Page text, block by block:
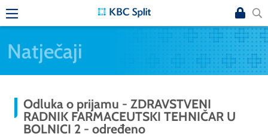
Natječaji
Odluka o prijamu - ZDRAVSTVENI
RADNIK FARMACEUTSKI TEHNIČAR U
BOLNICI 2 - određeno